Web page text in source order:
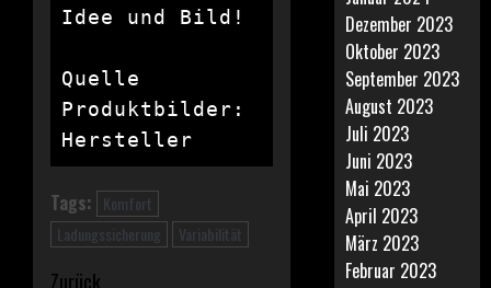
Idee und Bild!
Quelle
Produktbilder:
Hersteller
Tags:
Komfort
Ladungssicherung
Variabilität
Zurück
Dezember 2023
Oktober 2023
September 2023
August 2023
Juli 2023
Juni 2023
Mai 2023
April 2023
März 2023
Februar 2023